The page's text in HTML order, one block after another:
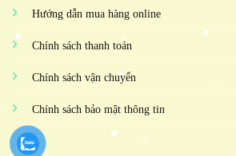
Hướng dẫn mua hàng online
Chính sách thanh toán
Chính sách vận chuyển
Chính sách bảo mật thông tin